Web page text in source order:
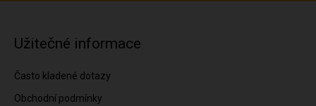
Užitečné informace
Často kladené dotazy
Obchodní podmínky